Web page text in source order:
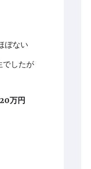
ぼない
でしたが
万円